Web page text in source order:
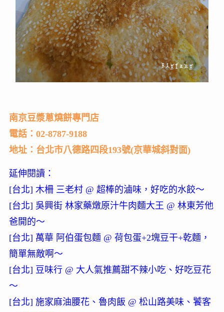
南京豆漿蔥燒餅專門店
電話：02-8787-9188
地址：台北市八德路四段193號(京華城斜對面)
延伸閱讀：
[台北] 木柵 三老村 @ 超棒的滷味，好吃的水餃～
[台北] 吳興街 林家藥燉原汁牛肉麵大王 @ 林東芳他
爸開的～
[台北] 萬華 阿伯蛋包麵 @ 荷包蛋+2塊豆干+乾麵，
簡單無敵啊～
[台北] 豆味行 @ 大人氣推薦甜不辣小吃、好吃豆花
～
[台北] 施家麻油腰花、魯肉飯 @ 松山路美味、饕客